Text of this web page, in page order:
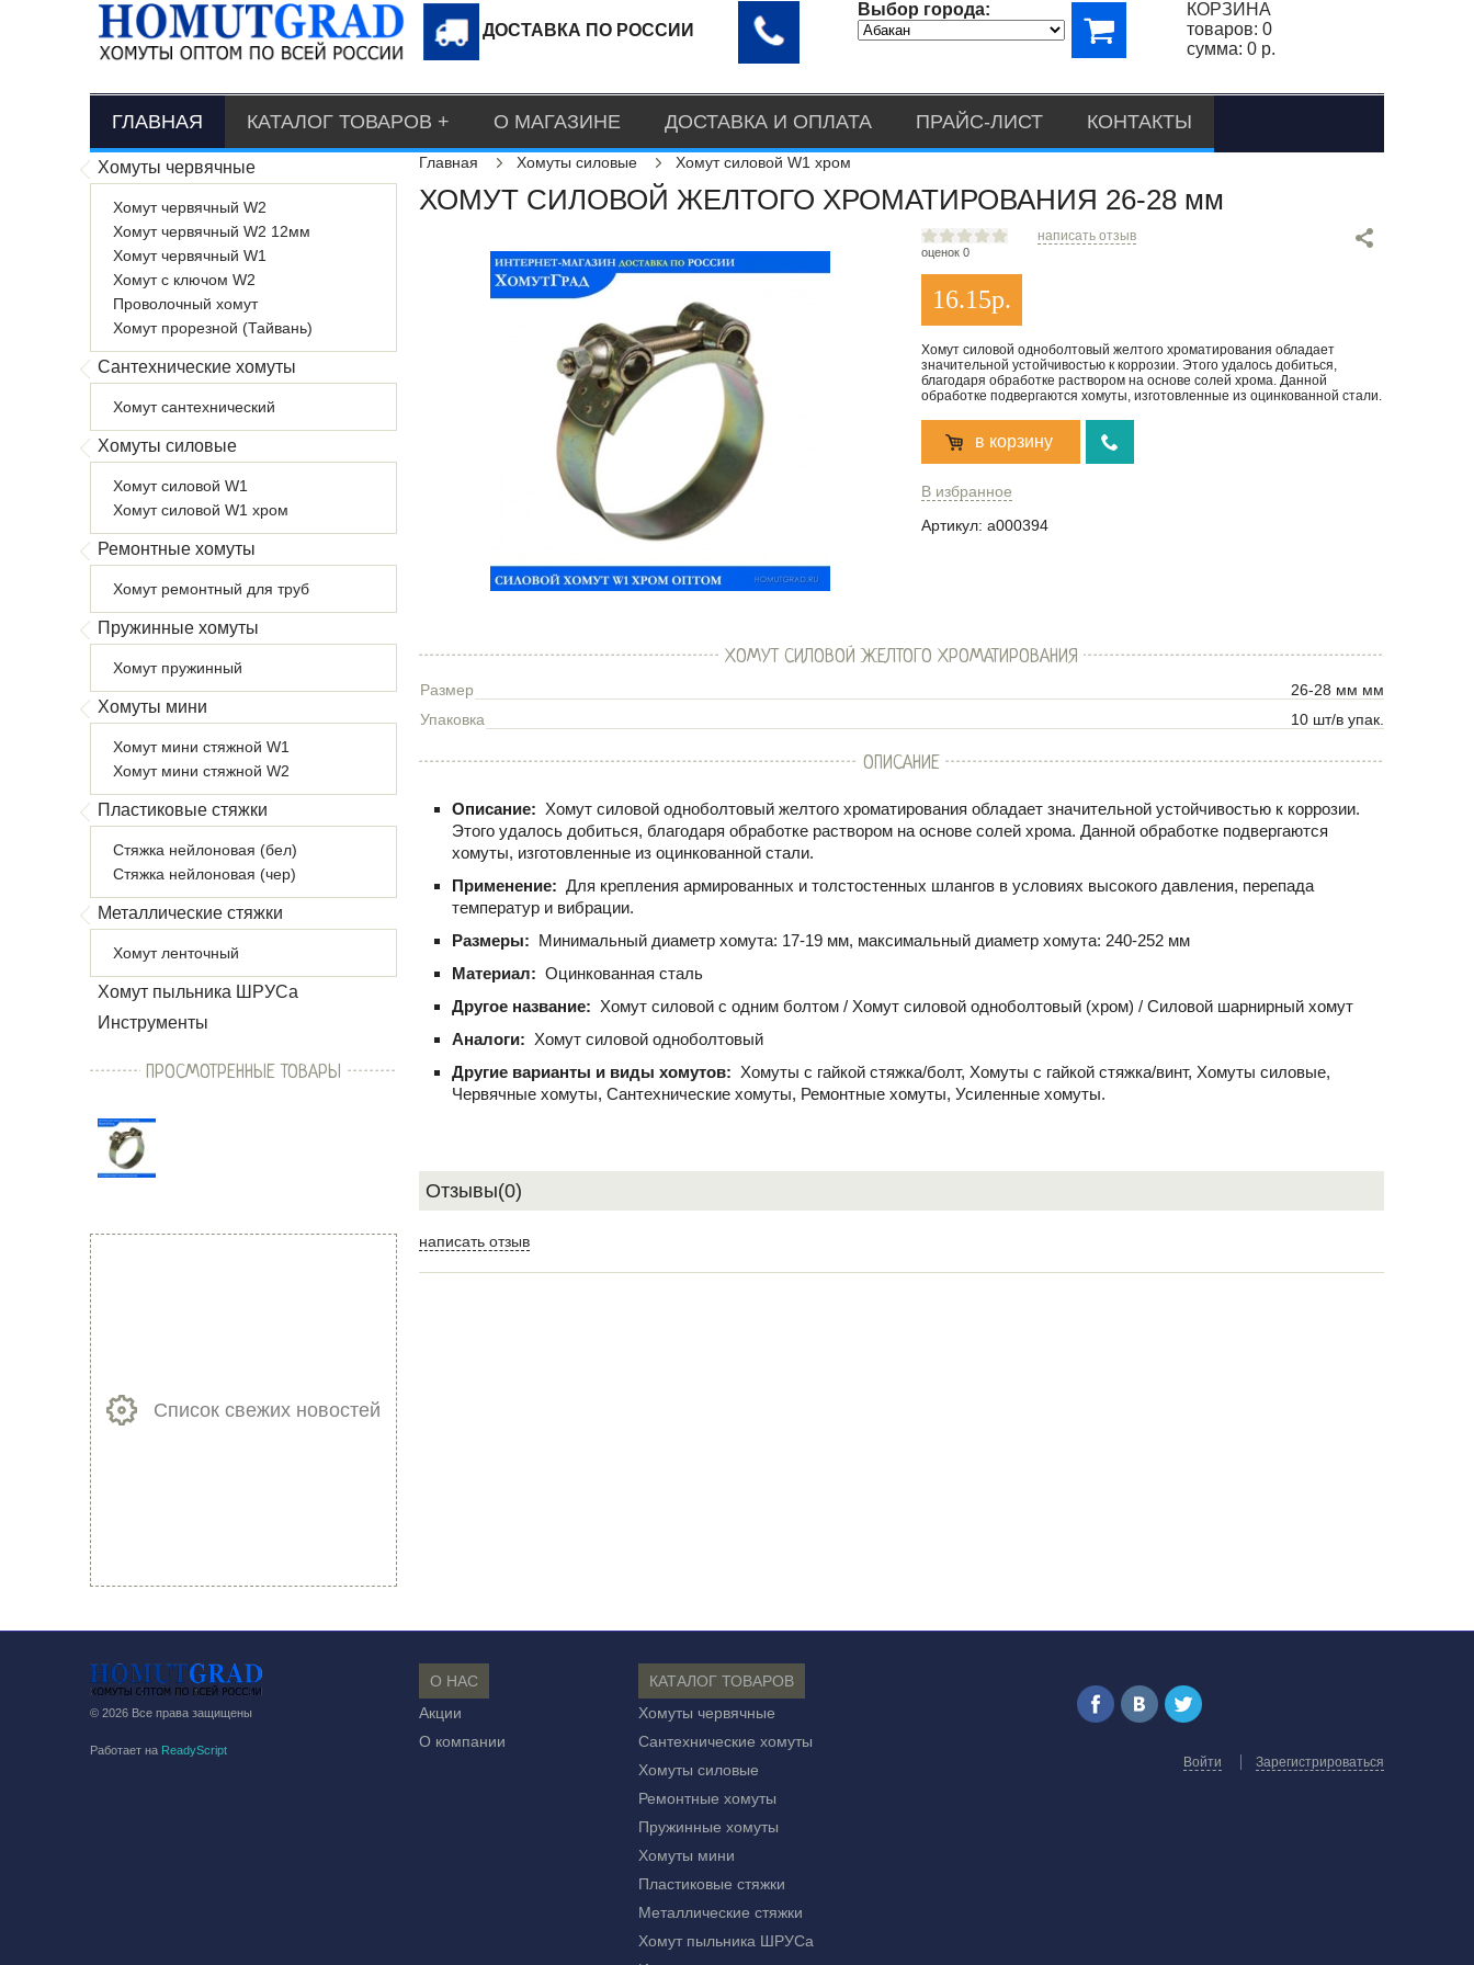
ДОСТАВКА ПО РОССИИ
Выбор города:
КОРЗИНА
товаров: 0
сумма: 0 р.
ГЛАВНАЯ КАТАЛОГ ТОВАРОВ О МАГАЗИНЕ ДОСТАВКА И ОПЛАТА ПРАЙС-ЛИСТ КОНТАКТЫ
Хомуты червячные
Хомут червячный W2
Хомут червячный W2 12мм
Хомут червячный W1
Хомут с ключом W2
Проволочный хомут
Хомут прорезной (Тайвань)
Сантехнические хомуты
Хомут сантехнический
Хомуты силовые
Хомут силовой W1
Хомут силовой W1 хром
Ремонтные хомуты
Хомут ремонтный для труб
Пружинные хомуты
Хомут пружинный
Хомуты мини
Хомут мини стяжной W1
Хомут мини стяжной W2
Пластиковые стяжки
Стяжка нейлоновая (бел)
Стяжка нейлоновая (чер)
Металлические стяжки
Хомут ленточный
Хомут пыльника ШРУСа
Инструменты
Главная Хомуты силовые Хомут силовой W1 хром
ХОМУТ СИЛОВОЙ ЖЕЛТОГО ХРОМАТИРОВАНИЯ 26-28 мм
оценок 0
написать отзыв
16.15р.
Хомут силовой одноболтовый желтого хроматирования обладает
значительной устойчивостью к коррозии. Этого удалось добиться,
благодаря обработке раствором на основе солей хрома. Данной
обработке подвергаются хомуты, изготовленные из оцинкованной стали.
в корзину
В избранное
Артикул: a000394
ХОМУТ СИЛОВОЙ ЖЕЛТОГО ХРОМАТИРОВАНИЯ
Размер
26-28 мм мм
Упаковка
10 шт/в упак.
ОПИСАНИЕ
Описание: Хомут силовой одноболтовый желтого хроматирования обладает значительной устойчивостью к коррозии.
Этого удалось добиться, благодаря обработке раствором на основе солей хрома. Данной обработке подвергаются
хомуты, изготовленные из оцинкованной стали.
Применение: Для крепления армированных и толстостенных шлангов в условиях высокого давления, перепада
температур и вибрации.
Размеры: Минимальный диаметр хомута: 17-19 мм, максимальный диаметр хомута: 240-252 мм
Материал: Оцинкованная сталь
Другое название: Хомут силовой с одним болтом / Хомут силовой одноболтовый (хром) / Силовой шарнирный хомут
Аналоги: Хомут силовой одноболтовый
Другие варианты и виды хомутов: Хомуты с гайкой стяжка/болт, Хомуты с гайкой стяжка/винт, Хомуты силовые,
Червячные хомуты, Сантехнические хомуты, Ремонтные хомуты, Усиленные хомуты.
Отзывы(0)
написать отзыв
ПРОСМОТРЕННЫЕ ТОВАРЫ
Список свежих новостей
© 2026 Все права защищены
Работает на ReadyScript
О НАС
Акции
О компании
КАТАЛОГ ТОВАРОВ
Хомуты червячные
Сантехнические хомуты
Хомуты силовые
Ремонтные хомуты
Пружинные хомуты
Хомуты мини
Пластиковые стяжки
Металлические стяжки
Хомут пыльника ШРУСа
Войти Зарегистрироваться